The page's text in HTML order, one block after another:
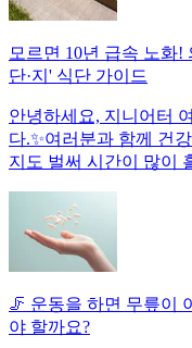
모르면 10년 급속 노화!
단·지' 식단 가이드
안녕하세요, 지니어터
다.✨여러분과 함께 건
지도 벌써 시간이 많이
🦵 운동을 하면 무릎이
야 할까요?